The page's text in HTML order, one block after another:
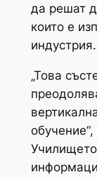
да решат
които е
индустрия.
„Това